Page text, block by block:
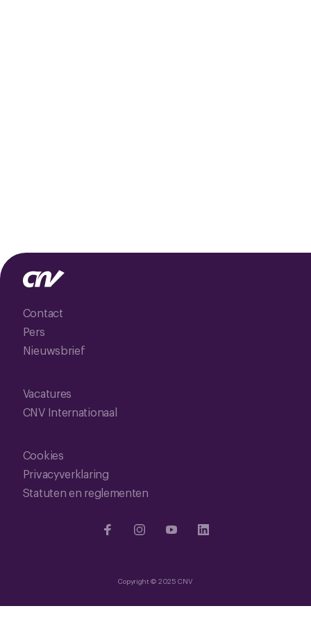
Contact
Pers
Nieuwsbrief
Vacatures
CNV Internationaal
Cookies
Privacyverklaring
Statuten en reglementen
Copyright © 2025 CNV